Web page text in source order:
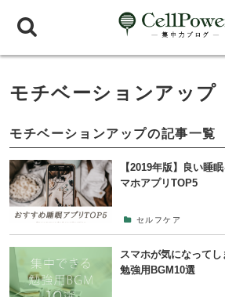
モチベーションアップ
モチベーションアップの記事一覧
【2019年版】良い睡
マホアプリTOP5
セルフケア
スマホが気になって
勉強用BGM10選